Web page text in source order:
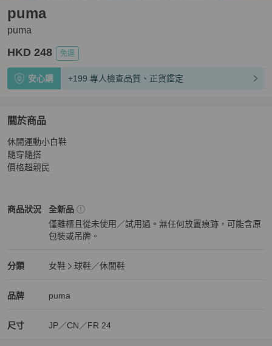
puma
puma
HKD 248 免運
安心購 +199 專人檢查品質、正貨鑑定
關於商品
關於puma商品詳情與購買須知
休閒運動小白鞋
隨穿隨搭
價格超親民
商品狀況
女鞋商品狀態與細節
全新品
僅離櫃且從未使用／試用過。無任何放置痕跡，可能含原
包裝或吊牌。
分類
女鞋分類資訊女鞋
球鞋／休閒鞋
品牌
精品女鞋 品牌介紹
puma
尺寸 JP／CN／FR 24